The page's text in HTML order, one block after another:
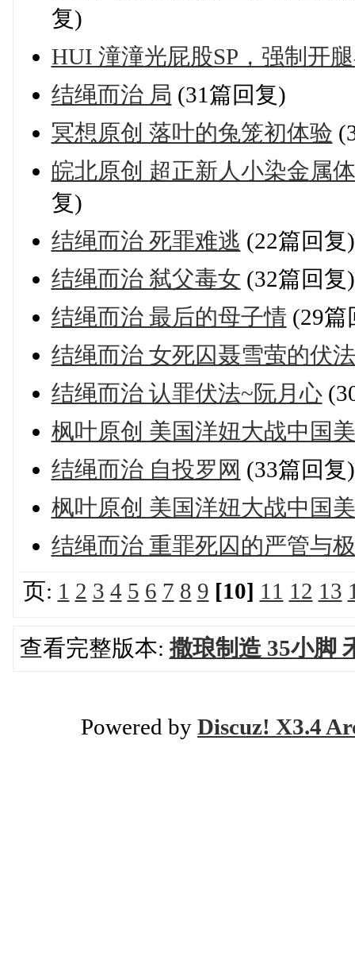
复)
HUI 潼潼光屁股SP，强制开
结绳而治 局 (31篇回复)
冥想原创 落叶的兔笼初体验
皖北原创 超正新人小染金属
复)
结绳而治 死罪难逃 (22篇回复)
结绳而治 弑父毒女 (32篇回复)
结绳而治 最后的母子情 (29篇
结绳而治 女死囚聂雪萤的伏
结绳而治 认罪伏法~阮月心
枫叶原创 美国洋妞大战中国
结绳而治 自投罗网 (33篇回复)
枫叶原创 美国洋妞大战中国
结绳而治 重罪死囚的严管与
页: 1 2 3 4 5 6 7 8 9 [10] 11 12 13
查看完整版本:撒琅制造 35小脚
Powered by Discuz! X3.4